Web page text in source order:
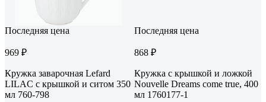
Последняя цена
969 ₽
Кружка заварочная Lefard
LILAC с крышкой и ситом 350
мл 760-798
Последняя цена
868 ₽
Кружка с крышкой и ложкой
Nouvelle Dreams come true, 400
мл 1760177-1